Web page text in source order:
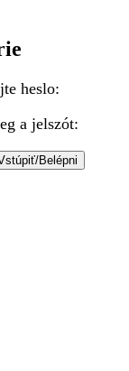
heslo:
a jelszót: